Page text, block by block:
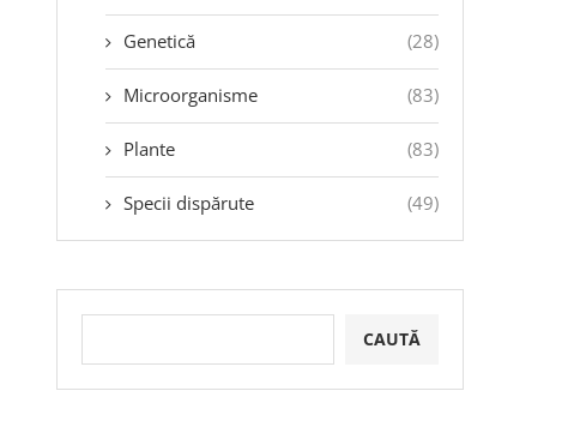
Genetică (28)
Microorganisme (83)
Plante (83)
Specii dispărute (49)
CAUTĂ